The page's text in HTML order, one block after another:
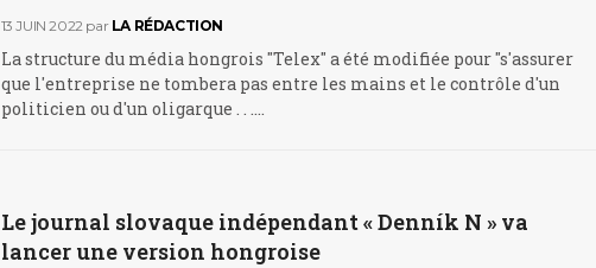
13 JUIN 2022 par LA RÉDACTION
La structure du média hongrois "Telex" a été modifiée pour "s'assurer
que l'entreprise ne tombera pas entre les mains et le contrôle d'un
politicien ou d'un oligarque . . .…
Le journal slovaque indépendant « Denník N » va
lancer une version hongroise